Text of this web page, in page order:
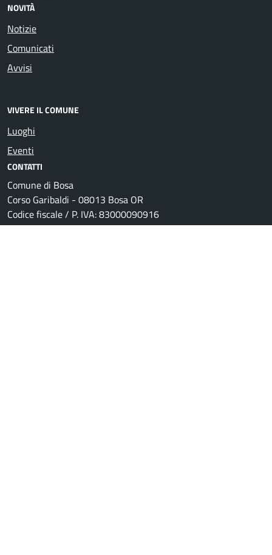
NOVITÀ
Notizie
Comunicati
Avvisi
VIVERE IL COMUNE
Luoghi
Eventi
CONTATTI
Comune di Bosa
Corso Garibaldi - 08013 Bosa OR
Codice fiscale / P. IVA: 83000090916